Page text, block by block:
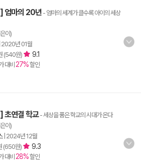
엄마의 20년 - 엄마의 세계가 클수록 아이의 세상
이)
2020년 01월
(540원) 9.1
대비 27%할인
초연결 학교- 세상을 품은 학교의 시대가 온다
이)
| 2024년 12월
(650원) 9.3
대비 28%할인